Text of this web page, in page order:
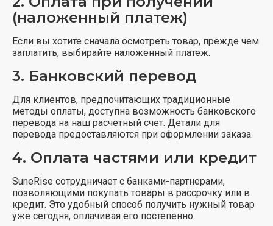
(наложенный платеж)
Если вы хотите сначала осмотреть товар, прежде чем
заплатить, выбирайте наложенный платеж.
3. Банковский перевод
Для клиентов, предпочитающих традиционные
методы оплаты, доступна возможность банковского
перевода на наш расчетный счет. Детали для
перевода предоставляются при оформлении заказа.
4. Оплата частями или кредит
SuneRise сотрудничает с банками-партнерами,
позволяющими покупать товары в рассрочку или в
кредит. Это удобный способ получить нужный товар
уже сегодня, оплачивая его постепенно.